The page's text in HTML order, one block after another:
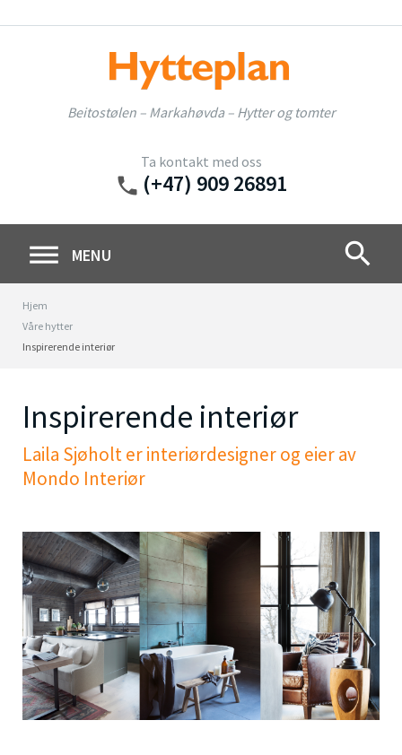
to
Beitostølen – Markahøvda – Hytter og tomter
Ta kontakt med oss
phone (+47) 909 26891
MENU search
Hjem
Våre hytter
Inspirerende interiør
Inspirerende interiør
Laila Sjøholt er interiørdesigner og eier av
Mondo Interiør